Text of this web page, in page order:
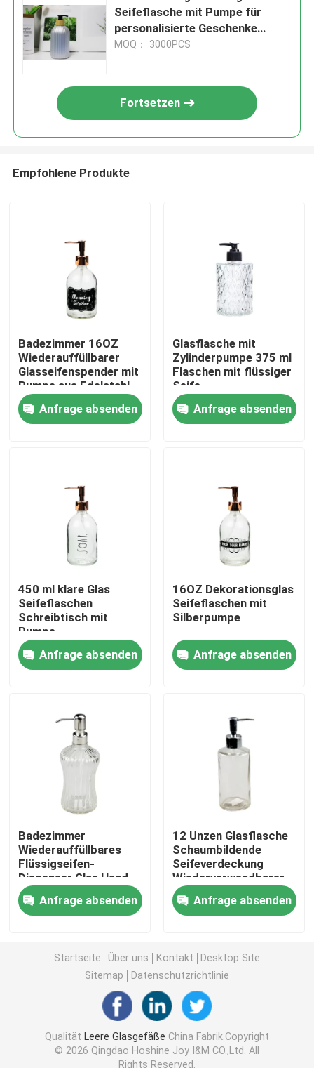
Zu Hause
Produkte
Qualitätskontrolle
Kontakt mit uns
Bitte um ein Angebot
Leere Glasgefäße
Glasdiffusor-Flaschen
Flaschen für Glasseifenspender
Glasweckglas
Glasgetränkeverteilgerät
Bierkrug aus Glas
Kristallweinglas
Glasmilchflaschen
Seifeflasche mit Pumpe für
personalisierte Geschenke
Wiederverwendbar
MOQ： 3000PCS
Fortsetzen
Empfohlene Produkte
Badezimmer 16OZ
Wiederauffüllbarer
Glasseifenspender mit
Pumpe aus Edelstahl
Anfrage absenden
Glasflasche mit
Zylinderpumpe 375 ml
Flaschen mit flüssiger
Seife
Anfrage absenden
450 ml klare Glas
Seifeflaschen
Schreibtisch mit
Pumpe
Anfrage absenden
16OZ Dekorationsglas
Seifeflaschen mit
Silberpumpe
Anfrage absenden
Badezimmer
Wiederauffüllbares
Flüssigseifen-
Dispenser Glas Hand-
und Geschirr-Seifen-
Dispenser-Set
Anfrage absenden
12 Unzen Glasflasche
Schaumbildende
Seifeverdeckung
Wiederverwendbarer
Verschluss
Anfrage absenden
Startseite Über uns Kontakt
Desktop Site
Sitemap
Datenschutzrichtlinie
Qualität Leere Glasgefäße China Fabrik.Copyright
© 2026 Qingdao Hoshine Joy I&M CO.,Ltd. All
Rights Reserved.